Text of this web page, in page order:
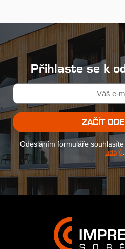
Přihlaste se k
ZAČÍT
Odesláním formuláře
údajů.